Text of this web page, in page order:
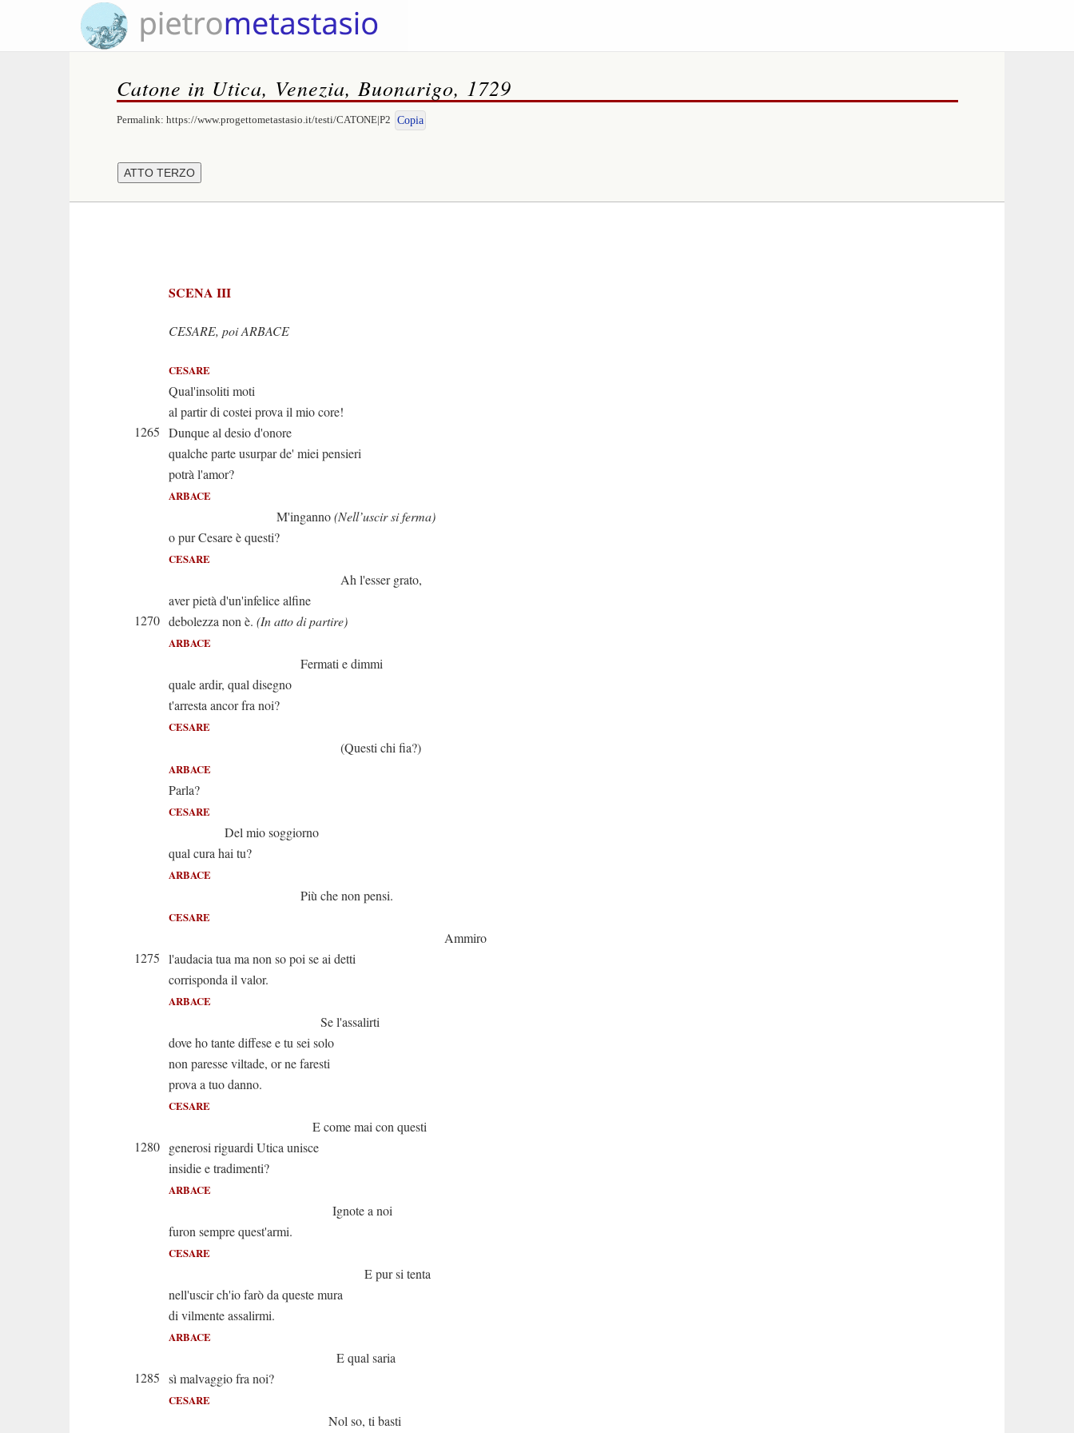
Catone in Utica, Venezia, Buonarigo, 1729
Permalink: https://www.progettometastasio.it/testi/CATONE|P2 Copia
SCENA III
CESARE, poi ARBACE
CESARE
Qual'insoliti moti
al partir di costei prova il mio core!
1265 Dunque al desio d'onore
qualche parte usurpar de' miei pensieri
potrà l'amor?
ARBACE
M'inganno(Nell’uscir si ferma)
o pur Cesare è questi?
CESARE
Ah l'esser grato,
aver pietà d'un'infelice alfine
1270 debolezza non è. (In atto di partire)
ARBACE
Fermati e dimmi
quale ardir, qual disegno
t'arresta ancor fra noi?
CESARE
(Questi chi fia?)
ARBACE
Parla?
CESARE
Del mio soggiorno
qual cura hai tu?
ARBACE
Più che non pensi.
CESARE
Ammiro
1275 l'audacia tua ma non so poi se ai detti
corrisponda il valor.
ARBACE
Se l'assalirti
dove ho tante diffese e tu sei solo
non paresse viltade, or ne faresti
prova a tuo danno.
CESARE
E come mai con questi
1280 generosi riguardi Utica unisce
insidie e tradimenti?
ARBACE
Ignote a noi
furon sempre quest'armi.
CESARE
E pur si tenta
nell'uscir ch'io farò da queste mura
di vilmente assalirmi.
ARBACE
E qual saria
1285 sì malvaggio fra noi?
CESARE
Nol so, ti basti